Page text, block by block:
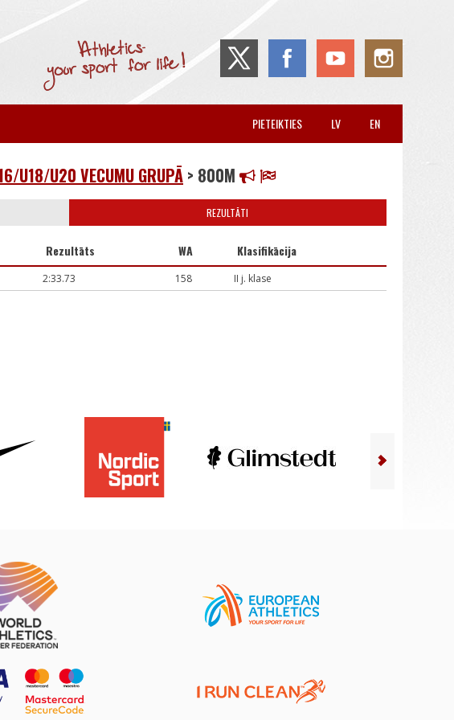
EN
LV
PIETEIKTIES
U18/U20 VECUMU GRUPĀ > 800M
REZULTĀTI
Rezultāts WA Klasifikācija
2:33.73 158 II j. klase